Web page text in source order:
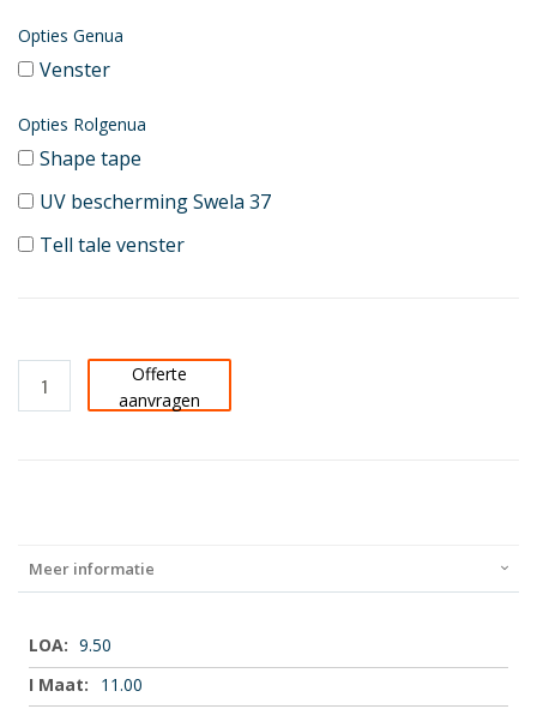
Opties Genua
Venster
Opties Rolgenua
Shape tape
UV bescherming Swela 37
Tell tale venster
Offerte
aanvragen
Meer informatie
Meer
informatie
9.50
11.00